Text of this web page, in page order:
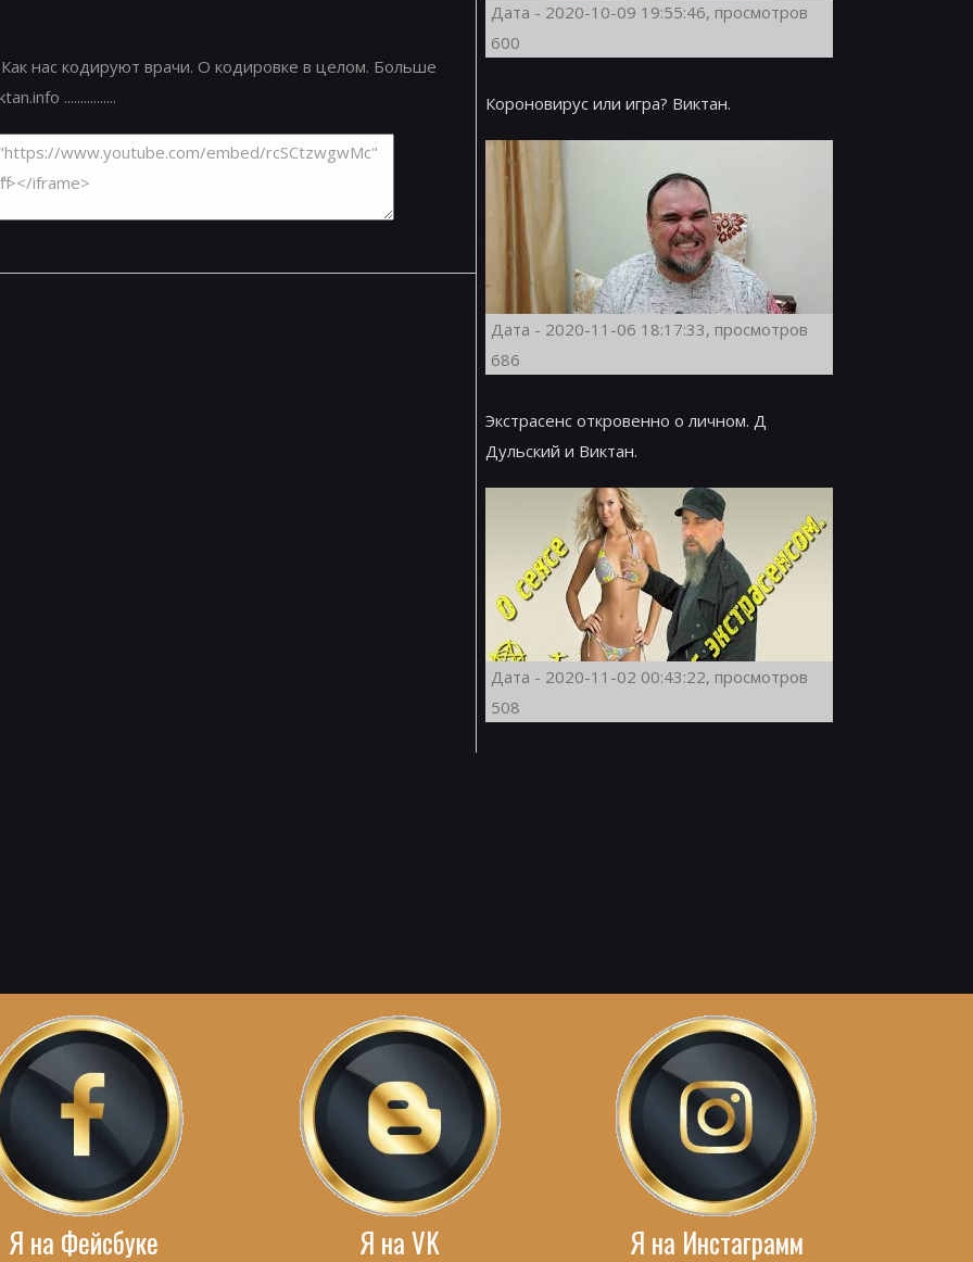
нас кодируют врачи. О кодировке в целом. Больше
................
Дата - 2020-10-09 19:55:46, просмотров
600
Короновирус или игра? Виктан.
Дата - 2020-11-06 18:17:33, просмотров
686
Экстрасенс откровенно о личном. Д
Дульский и Виктан.
Дата - 2020-11-02 00:43:22, просмотров
508
Я на Фейсбуке Я на VK Я на Инстаграмм